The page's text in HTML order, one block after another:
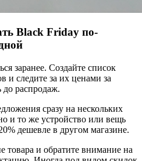
Black Friday по-
заранее. Создайте список
и следите за их ценами за
до распродаж.
сразу на нескольких
и то же устройство или вещь
дешевле в другом магазине.
товара и обратите внимание на